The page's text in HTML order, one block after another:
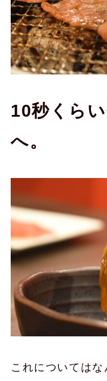
10秒くら
へ。
これについては